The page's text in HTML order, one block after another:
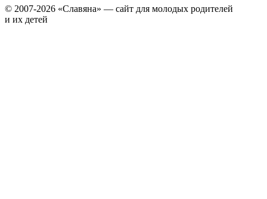
© 2007-2026 «Славяна» — сайт для молодых родителей
и их детей